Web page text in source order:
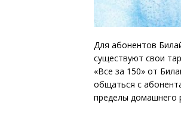
Для абонентов
существуют свои
«Все за 150» от
общаться с
пределы домашнего